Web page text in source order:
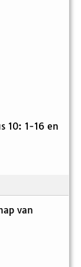
10: 1-16 en
van